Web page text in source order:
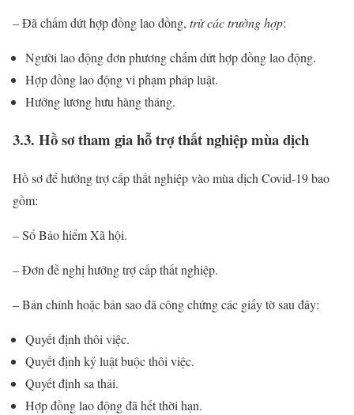
– Đã chấm dứt hợp đồng lao đồng, trừ các trường hợp:
Người lao động đơn phương chấm dứt hợp đồng lao động.
Hợp đồng lao động vi phạm pháp luật.
Hưởng lương hưu hàng tháng.
3.3. Hồ sơ tham gia hỗ trợ thất nghiệp mùa dịch
Hồ sơ để hưởng trợ cấp thất nghiệp vào mùa dịch Covid-19 bao
gồm:
– Sổ Bảo hiểm Xã hội.
– Đơn đề nghị hưởng trợ cấp thất nghiệp.
– Bản chính hoặc bản sao đã công chứng các giấy tờ sau đây:
Quyết định thôi việc.
Quyết định kỷ luật buộc thôi việc.
Quyết định sa thải.
Hợp đồng lao động đã hết thời hạn.